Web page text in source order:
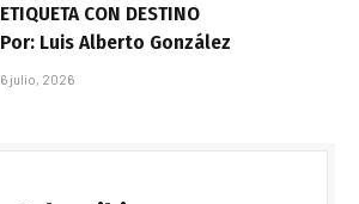
ETIQUETA CON DESTINO
Por: Luis Alberto González
6 julio, 2026